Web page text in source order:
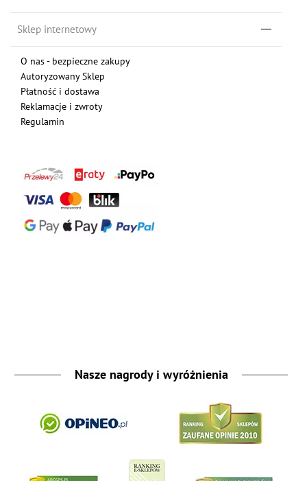
Sklep internetowy
O nas - bezpieczne zakupy
Autoryzowany Sklep
Płatność i dostawa
Reklamacje i zwroty
Regulamin
Nasze nagrody i wyróżnienia